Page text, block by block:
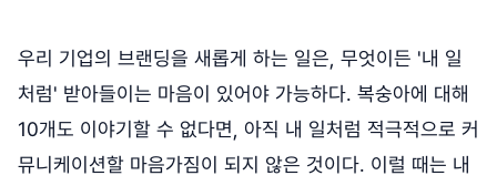
우리 기업의 브랜딩을 새롭게 하는 일은, 무엇이든 '내 일
처럼' 받아들이는 마음이 있어야 가능하다. 복숭아에 대해
10개도 이야기할 수 없다면, 아직 내 일처럼 적극적으로 커
뮤니케이션할 마음가짐이 되지 않은 것이다. 이럴 때는 내